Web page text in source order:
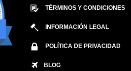
TÉRMINOS Y CONDICIONES
INFORMACIÓN LEGAL
POLÍTICA DE PRIVACIDAD
BLOG